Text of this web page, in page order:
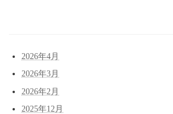
2026年4月
2026年3月
2026年2月
2025年12月